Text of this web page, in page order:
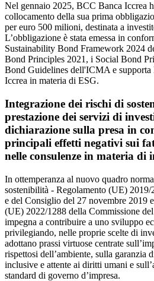
Nel gennaio 2025, BCC Banca Iccrea
collocamento della sua prima
per euro 500 milioni, destinata a
L’obbligazione è stata emessa in
Sustainability Bond Framework 2024
Bond Principles 2021, i Social Bond
Bond Guidelines dell'ICMA e
Iccrea in materia di ESG.
Integrazione dei rischi di
prestazione dei servizi di
dichiarazione sulla presa in
principali effetti negativi sui
nelle consulenze in materia di
In ottemperanza al nuovo quadro
sostenibilità - Regolamento (UE) 2019/
e del Consiglio del 27 novembre 2019
(UE) 2022/1288 della Commissione
impegna a contribuire a uno sviluppo
privilegiando, nelle proprie scelte di
adottano prassi virtuose centrate
rispettosi dell’ambiente, sulla garanzia
inclusive e attente ai diritti umani e
standard di governo d’impresa.